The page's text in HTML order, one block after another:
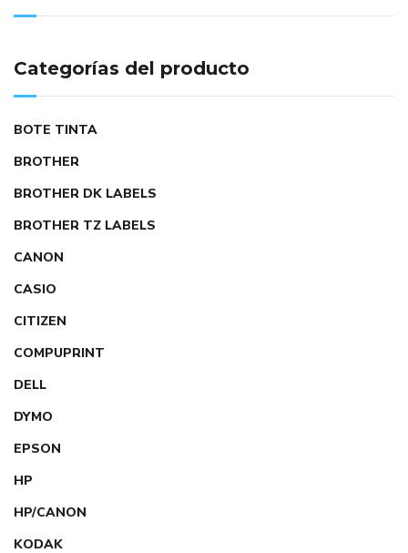
Categorías del producto
BOTE TINTA
BROTHER
BROTHER DK LABELS
BROTHER TZ LABELS
CANON
CASIO
CITIZEN
COMPUPRINT
DELL
DYMO
EPSON
HP
HP/CANON
KODAK